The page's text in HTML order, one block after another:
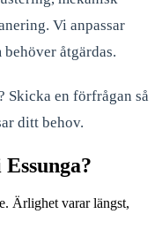
Vi anpassar
åtgärdas.
Skicka en förfrågan så
ditt behov.
Ärlighet varar längst,